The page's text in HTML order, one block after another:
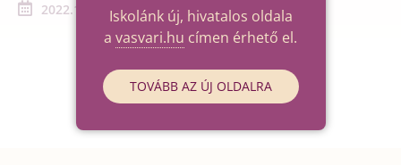
2022.12.01. - 2022.12.01.
Iskolánk új, hivatalos oldala
a vasvari.hu címen érhető el.
TOVÁBB AZ ÚJ OLDALRA